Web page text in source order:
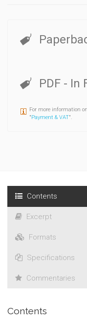
PDF - In
For more information
"Payment & VAT".
Contents
Excerpt
Formats
Specifications
Commentaries
Contents